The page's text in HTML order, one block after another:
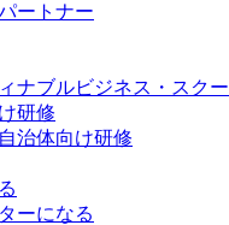
ートナー
ナブルビジネス・スク
研修
治体向け研修
ーになる